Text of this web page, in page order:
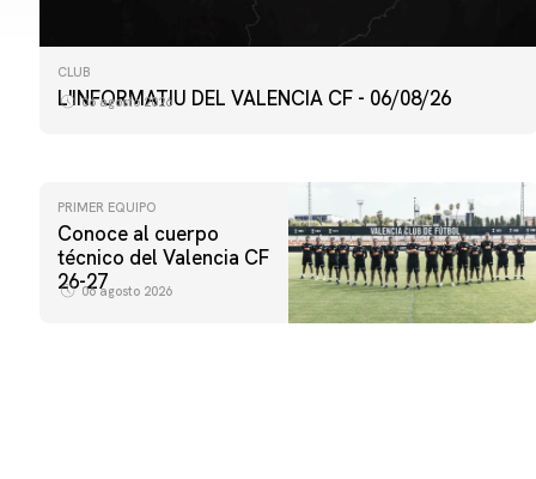
CLUB
L'INFORMATIU DEL VALENCIA CF - 06/08/26
06 agosto 2026
PRIMER EQUIPO
Conoce al cuerpo
técnico del Valencia CF
26-27
06 agosto 2026